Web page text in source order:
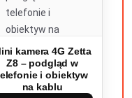
kamera 4G Zetta
Z8 – podgląd w
i obiektyw
na kablu